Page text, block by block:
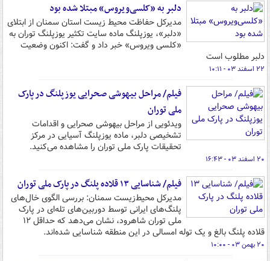
دلبر به «کلسی‌ویروس» مبتلا شده بود
مدیرکل حفاظت محیط زیست استان سمنان از ابتلای
«دلبر»، یوزپلنگ ماده سایت تکثیر یوزپلنگ توران به
«کلسی ویروس» خبر داد و گفت: اکنون وضعیت
دلبر مطلوب است
۲۲ اسفند ۰۳ - ۱۰:۱۱
فیلم/ مراحل بیهوشی صحرایی یوزپلنگ در پارک
ملی توران
ویدئویی از مراحل بیهوشی صحرایی و اقدامات
تشخیصی دلبر، ماده یوزپلنگ آسیایی در مرکز
تحقیقات پارک ملی توران را مشاهده می‌کنید.
۲۰ اسفند ۰۳ - ۱۶:۴۳
فیلم/ شناسایی ۱۳ قلاده پلنگ در پارک ملی توران
مدیرکل محیط‌زیست سمنان: بررسی‌ الگوی خال‌های
پلنگ‌های ایرانی توسط دوربین‌های تله‌ای در پارک
ملی توران شاهرود، نشان می‌دهد که حداقل ۱۲
قلاده پلنگ بالغ و یک توله امسالی در این منطقه شناسایی شده‌اند.
۲۰ بهمن ۰۳ - ۱۰:۰۰